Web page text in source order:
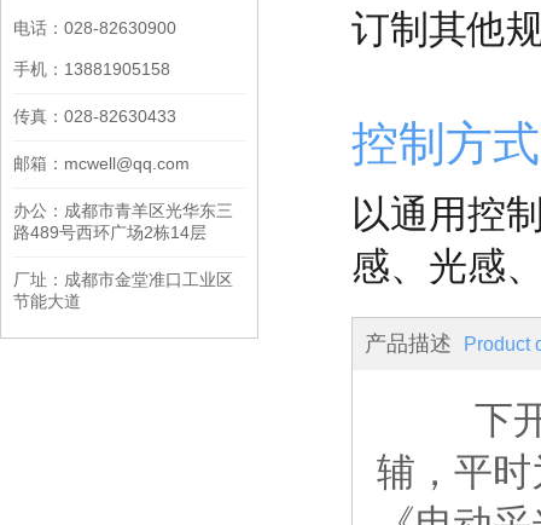
电话：028-82630900
手机：13881905158
传真：028-82630433
邮箱：mcwell@qq.com
办公：成都市青羊区光华东三
路489号西环广场2栋14层
厂址：成都市金堂准口工业区
节能大道
订制其他
控制方
以通用控
感、光感
产品描述 Product
下开式
辅，平